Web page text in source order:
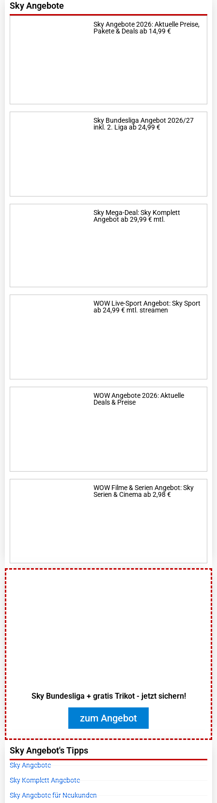
Sky Angebote
Sky Angebote 2026: Aktuelle Preise,
Pakete & Deals ab 14,99 €
Sky Bundesliga Angebot 2026/27
inkl. 2. Liga ab 24,99 €
Sky Mega-Deal: Sky Komplett
Angebot ab 29,99 € mtl.
WOW Live-Sport Angebot: Sky Sport
ab 24,99 € mtl. streamen
WOW Angebote 2026: Aktuelle
Deals & Preise
WOW Filme & Serien Angebot: Sky
Serien & Cinema ab 2,98 €
Sky Bundesliga + gratis Trikot - jetzt sichern!
zum Angebot
Sky Angebot's Tipps
Sky Angebote
Sky Komplett Angebote
Sky Angebote für Neukunden